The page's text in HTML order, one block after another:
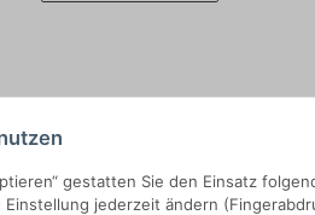
gestatten Sie den Einsatz
jederzeit ändern